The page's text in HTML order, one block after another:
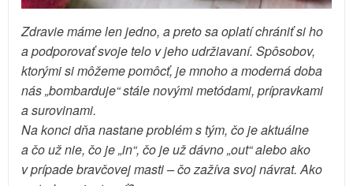
Zdravie máme len jedno, a preto sa oplatí chrániť si ho
a podporovať svoje telo v jeho udržiavaní. Spôsobov,
ktorými si môžeme pomôcť, je mnoho a moderná doba
nás „bombarduje“ stále novými metódami, prípravkami
a surovinami.
Na konci dňa nastane problém s tým, čo je aktuálne
a čo už nie, čo je „in“, čo je už dávno „out“ alebo ako
v prípade bravčovej masti – čo zažíva svoj návrat. Ako